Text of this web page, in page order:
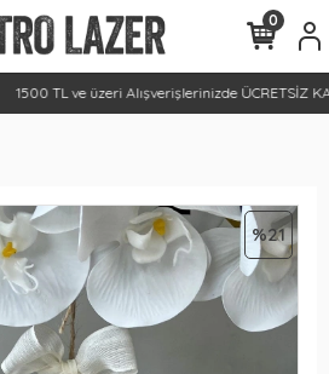
1500 TL ve üzeri Alışverişlerinizde ÜCRETSİZ
0
%21